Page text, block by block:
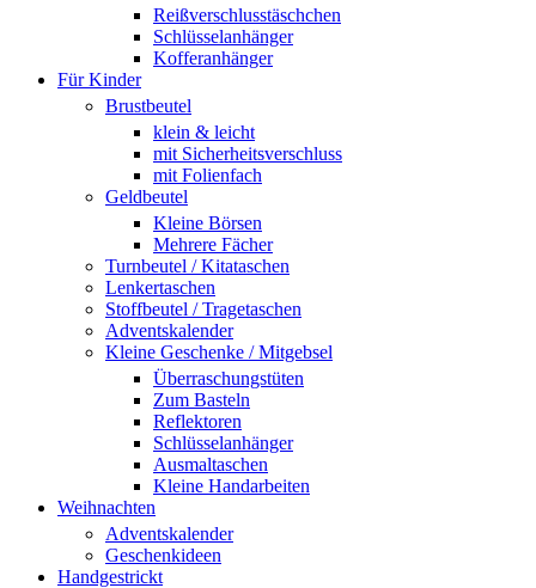
Reißverschlusstäschchen
Schlüsselanhänger
Kofferanhänger
Für Kinder
Brustbeutel
klein & leicht
mit Sicherheitsverschluss
mit Folienfach
Geldbeutel
Kleine Börsen
Mehrere Fächer
Turnbeutel / Kitataschen
Lenkertaschen
Stoffbeutel / Tragetaschen
Adventskalender
Kleine Geschenke / Mitgebsel
Überraschungstüten
Zum Basteln
Reflektoren
Schlüsselanhänger
Ausmaltaschen
Kleine Handarbeiten
Weihnachten
Adventskalender
Geschenkideen
Handgestrickt